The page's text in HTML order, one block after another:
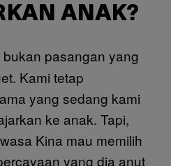
ANAK?
pasangan yang
Kami tetap
yang sedang kami
ke anak. Tapi,
Kina mau memilih
yang dia anut